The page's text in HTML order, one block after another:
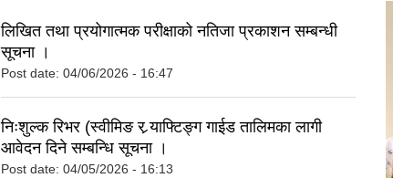
लिखित तथा प्रयोगात्मक परीक्षाको नतिजा प्रकाशन सम्बन्धी
सूचना ।
Post date: 04/06/2026 - 16:47
निःशुल्क रिभर (स्वीमिङ र र्‍याफ्टिङ्ग गाईड तालिमका लागी
आवेदन दिने सम्बन्धि सूचना ।
Post date: 04/05/2026 - 16:13